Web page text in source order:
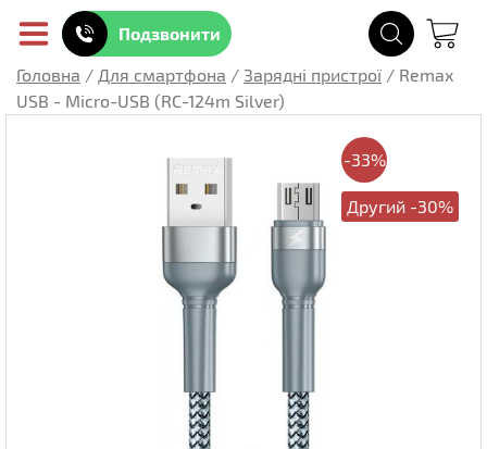
Подзвонити
Головна / Для смартфона / Зарядні пристрої / Remax
USB - Micro-USB (RC-124m Silver)
-33%
Другий -30%